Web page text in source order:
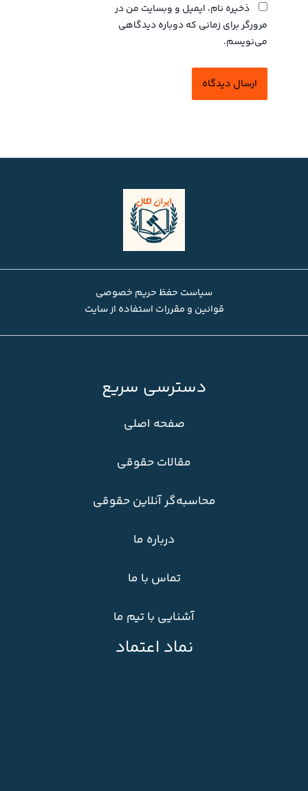
ذخیره نام، ایمیل و وبسایت من در
مرورگر برای زمانی که دوباره دیدگاهی
می‌نویسم.
سیاست حفظ حریم خصوصی
قوانین و مقررات استفاده از سایت
دسترسی سریع
صفحه اصلی
مقالات حقوقی
محاسبه‌گر آنلاین حقوقی
درباره ما
تماس با ما
آشنایی با تیم ما
نماد اعتماد